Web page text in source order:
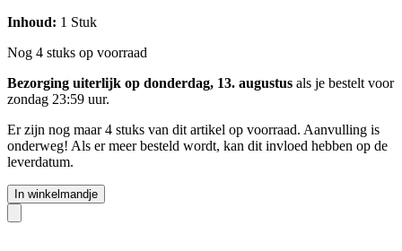
Inhoud: 1 Stuk
Nog 4 stuks op voorraad
Bezorging uiterlijk op donderdag, 13. augustus als je bestelt voor
zondag 23:59 uur.
Er zijn nog maar 4 stuks van dit artikel op voorraad. Aanvulling is
onderweg! Als er meer besteld wordt, kan dit invloed hebben op de
leverdatum.
In winkelmandje